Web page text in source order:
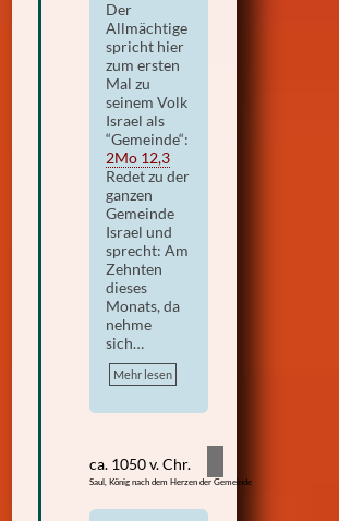
Der
Allmächtige
spricht hier
zum ersten
Mal zu
seinem Volk
Israel als
“Gemeinde“:
2Mo 12,3
Redet zu der
ganzen
Gemeinde
Israel und
sprecht: Am
Zehnten
dieses
Monats, da
nehme
sich…
Mehr lesen
ca. 1050 v. Chr.
Saul, König nach dem Herzen der Gemeinde